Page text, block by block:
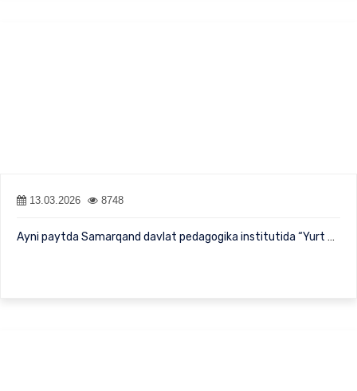
13.03.2026 8748
Ayni paytda Samarqand davlat pedagogika institutida “Yurt obodli…